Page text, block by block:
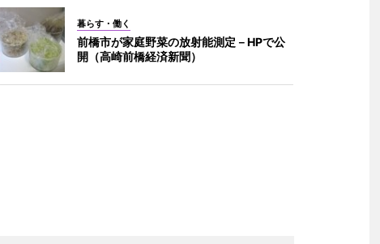
暮らす・働く
前橋市が家庭野菜の放射能測定－HPで公
開（高崎前橋経済新聞）